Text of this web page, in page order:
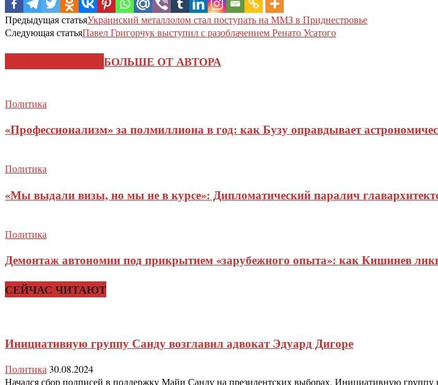
Предыдущая статьяУкраинский металлолом стал поступать на ММЗ в Приднестровье
Следующая статьяПавел Григорчук выступил с разоблачением Ренато Усатого
БОЛЬШЕ ОТ АВТОРА
Политика
«Профессионализм» за полмиллиона в год: как Бузу оправдывает
Политика
«Мы выдали визы, но мы не в курсе»: Дипломатический паралич
Политика
Демонтаж автономии под прикрытием «зарубежного опыта»: как Кишинев
СЕЙЧАС ЧИТАЮТ
Инициативную группу Санду возглавил адвокат Эдуард Дигоре
Политика30.08.2024
Начался сбор подписей в поддержку Майи Санду на президентских выборах. Инициативную